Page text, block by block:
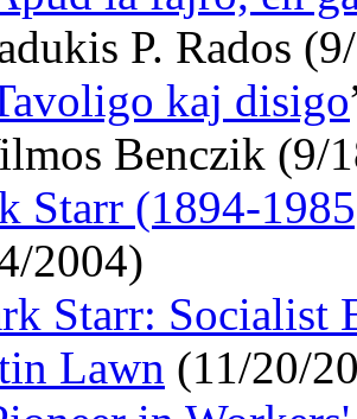
P. Rados
kaj disigo
Benczik (9/
Starr (1894-
2004)
Starr: Socialist
Lawn (11/20/